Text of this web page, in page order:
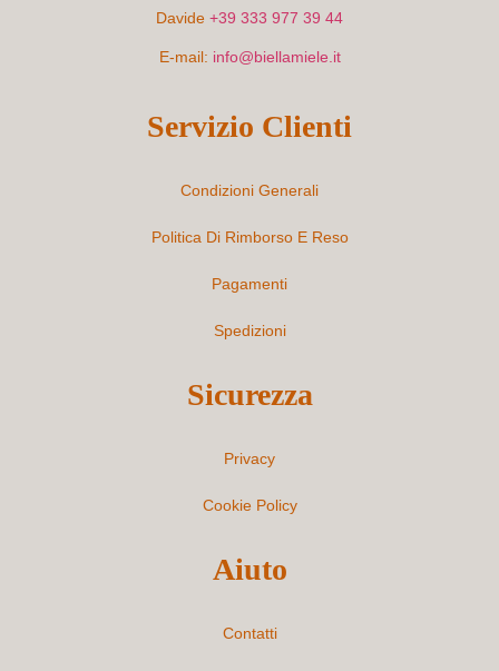
Davide +39 333 977 39 44
E-mail: info@biellamiele.it
Servizio Clienti
Condizioni Generali
Politica Di Rimborso E Reso
Pagamenti
Spedizioni
Sicurezza
Privacy
Cookie Policy
Aiuto
Contatti